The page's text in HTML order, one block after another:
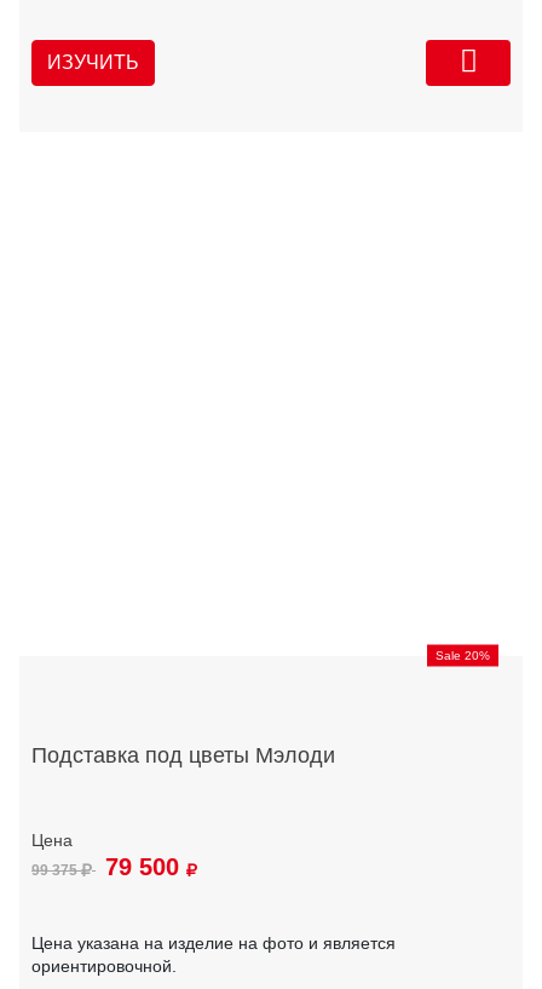
ИЗУЧИТЬ
Sale 20%
Подставка под цветы Мэлоди
99 375 79 500
Цена указана на изделие на фото и является
ориентировочной.